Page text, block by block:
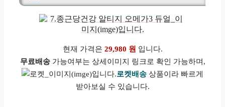
현재 가격은 29,980 원 입니다.
무료배송가능여부는 상세이미지 링크로 확인 가능하며,
로켓배송 상품이라 빠르게
받아보실 수 있습니다.